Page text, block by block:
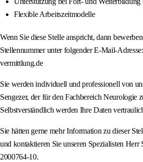
Flexible Arbeitszeitmodelle
Wenn Sie diese Stelle anspricht, dann
Stellennummer unter folgender E-Mail-
vermittlung.de
Sie werden individuell und professionell von
Sengezer, der für den Fachbereich Neurologie
Selbstverständlich werden Ihre Daten
Sie hätten gerne mehr Information zu dieser
und kontaktieren Sie unseren Spezialisten Herr
2000764-10.